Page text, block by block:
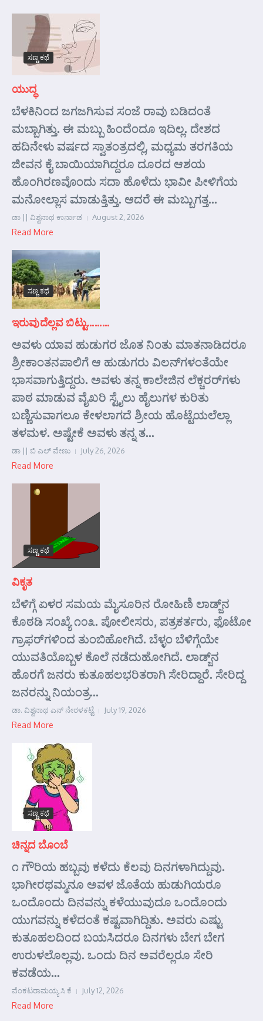
ಸಣ್ಣ ಕಥೆ
ಯುದ್ಧ
ಬೆಳಕಿನಿಂದ ಜಗಜಗಿಸುವ ಸಂಜೆ ರಾವು ಬಡಿದಂತೆ
ಮಬ್ಬಾಗಿತ್ತು. ಈ ಮಬ್ಬು ಹಿಂದೆಂದೂ ಇದಿಲ್ಲ. ದೇಶದ
ಹದಿನೇಳು ವರ್ಷದ ಸ್ವಾತಂತ್ರದಲ್ಲಿ, ಮಧ್ಯಮ ತರಗತಿಯ
ಜೀವನ ಕೈ ಬಾಯಿಯಾಗಿದ್ದರೂ ದೂರದ ಆಶಯ
ಹೊಂಗಿರಣವೊಂದು ಸದಾ ಹೊಳೆದು ಭಾವೀ ಪೀಳಿಗೆಯ
ಮನೋಲ್ಲಾಸ ಮಾಡುತ್ತಿತ್ತು. ಆದರೆ ಈ ಮಬ್ಬುಗತ್ತ...
ಡಾ || ವಿಶ್ವನಾಥ ಕಾರ್ನಾಡ August 2, 2026
Read More
ಸಣ್ಣ ಕಥೆ
ಇರುವುದೆಲ್ಲವ ಬಿಟ್ಟು………
ಅವಳು ಯಾವ ಹುಡುಗರ ಜೊತ ನಿಂತು ಮಾತನಾಡಿದರೂ
ಶ್ರೀಕಾಂತನಪಾಲಿಗೆ ಆ ಹುಡುಗರು ವಿಲನ್‌ಗಳಂತೆಯೇ
ಭಾಸವಾಗುತ್ತಿದ್ದರು. ಅವಳು ತನ್ನ ಕಾಲೇಜಿನ ಲೆಕ್ಚರರ್‌ಗಳು
ಪಾಠ ಮಾಡುವ ವೈಖರಿ ಸ್ಟೈಲು ಹೈಲುಗಳ ಕುರಿತು
ಬಣ್ಣಿಸುವಾಗಲೂ ಕೇಳಲಾಗದೆ ಶ್ರೀಯ ಹೊಟ್ಟೆಯಲೆಲ್ಲಾ
ತಳಮಳ. ಅಷ್ಟೇಕೆ ಅವಳು ತನ್ನ ತ...
ಡಾ || ಬಿ ಎಲ್ ವೇಣು July 26, 2026
Read More
ಸಣ್ಣ ಕಥೆ
ವಿಕೃತ
ಬೆಳಿಗ್ಗೆ ಏಳರ ಸಮಯ ಮೈಸೂರಿನ ರೋಹಿಣಿ ಲಾಡ್ಜ್‌ನ
ಕೊಠಡಿ ಸಂಖ್ಯೆ ೧೦೩. ಪೋಲೀಸರು, ಪತ್ರಕರ್ತರು, ಫೊಟೋ
ಗ್ರಾಫರ್‌ಗಳಿಂದ ತುಂಬಿಹೋಗಿದೆ. ಬೆಳ್ಳಂ ಬೆಳಿಗ್ಗೆಯೇ
ಯುವತಿಯೊಬ್ಬಳ ಕೊಲೆ ನಡೆದುಹೋಗಿದೆ. ಲಾಡ್ಜ್‌ನ
ಹೊರಗೆ ಜನರು ಕುತೂಹಲಭರಿತರಾಗಿ ಸೇರಿದ್ದಾರೆ. ಸೇರಿದ್ದ
ಜನರನ್ನು ನಿಯಂತ್ರ...
ಡಾ. ವಿಶ್ವನಾಥ ಎನ್ ನೇರಳಕಟ್ಟೆ July 19, 2026
Read More
ಸಣ್ಣ ಕಥೆ
ಚಿನ್ನದ ಬೊಂಬೆ
೧ ಗೌರಿಯ ಹಬ್ಬವು ಕಳೆದು ಕೆಲವು ದಿನಗಳಾಗಿದ್ದುವು.
ಭಾಗೀರಥಮ್ಮನೂ ಅವಳ ಜೊತೆಯ ಹುಡುಗಿಯರೂ
ಒಂದೊಂದು ದಿನವನ್ನು ಕಳೆಯುವುದೂ ಒಂದೊಂದು
ಯುಗವನ್ನು ಕಳೆದಂತೆ ಕಷ್ಟವಾಗಿದ್ದಿತು. ಅವರು ಎಷ್ಟು
ಕುತೂಹಲದಿಂದ ಬಯಸಿದರೂ ದಿನಗಳು ಬೇಗ ಬೇಗ
ಉರುಳಲೊಲ್ಲವು. ಒಂದು ದಿನ ಅವರೆಲ್ಲರೂ ಸೇರಿ
ಕವಡೆಯ...
ವೆಂಕಟರಾಮಯ್ಯ ಸಿ ಕೆ July 12, 2026
Read More